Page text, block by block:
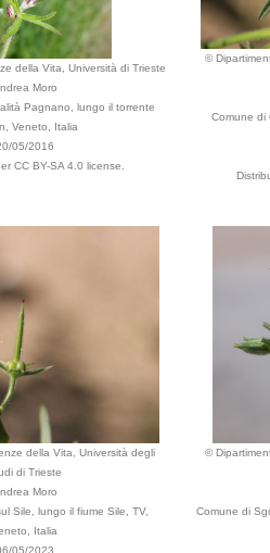
della Vita, Università di Trieste
Moro
Pagnano, lungo il torrente
Veneto, Italia
05/2016
CC BY-SA 4.0 license.
©
Comune di
della Vita, Università degli
di Trieste
Moro
Sile, lungo il fiume Sile, TV,
Italia
05/2023
©
Comune di